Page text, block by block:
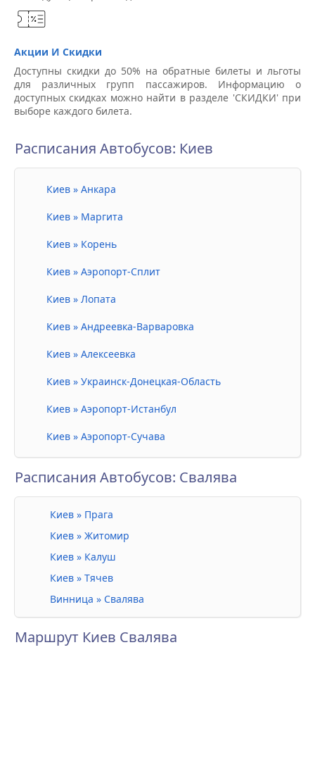
Акции И Скидки
Доступны скидки до 50% на обратные билеты и льготы
для различных групп пассажиров. Информацию о
доступных скидках можно найти в разделе 'СКИДКИ' при
выборе каждого билета.
Расписания Автобусов: Киев
Киев » Анкара
Киев » Маргита
Киев » Корень
Киев » Аэропорт-Сплит
Киев » Лопата
Киев » Андреевка-Варваровка
Киев » Алексеевка
Киев » Украинск-Донецкая-Область
Киев » Аэропорт-Истанбул
Киев » Аэропорт-Сучава
Расписания Автобусов: Свалява
Киев » Прага
Киев » Житомир
Киев » Калуш
Киев » Тячев
Винница » Свалява
Маршрут Киев Свалява